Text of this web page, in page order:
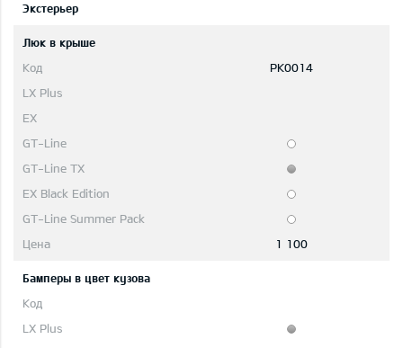
Экстерьер
Люк в крыше
PK0014
1 100
Бамперы в цвет кузова